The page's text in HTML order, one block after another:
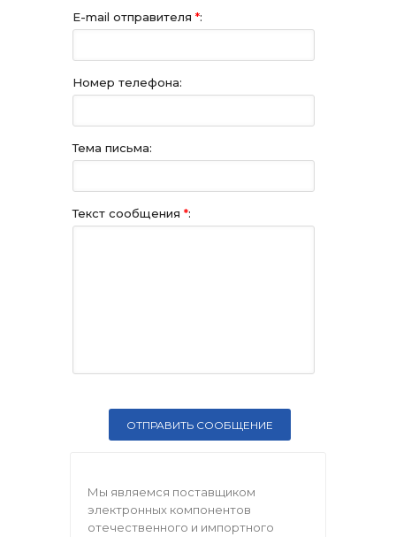
E-mail отправителя *:
Номер телефона:
Тема письма:
Текст сообщения *:
Мы являемся поставщиком
электронных компонентов
отечественного и импортного